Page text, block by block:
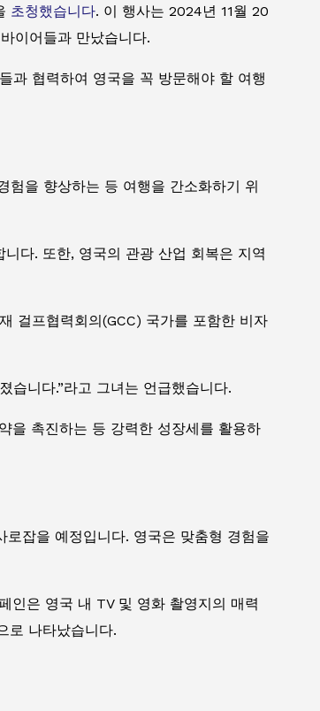
초청했습니다. 이 행사는 2024년 11월 20
이어들과 만났습니다.
과 협력하여 영국을 꼭 방문해야 할 여행
험을 향상하는 등 여행을 간소화하기 위
다. 또한, 영국의 관광 산업 회복은 지역
걸프협력회의(GCC) 국가를 포함한 비자
습니다.”라고 그녀는 언급했습니다.
을 촉진하는 등 강력한 성장세를 활용하
잡을 예정입니다. 영국은 맞춤형 경험을
인은 영국 내 TV 및 영화 촬영지의 매력
로 나타났습니다.